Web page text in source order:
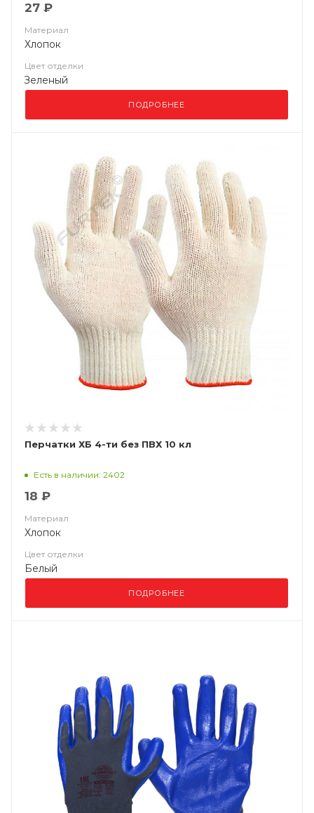
27 ₽
Материал
Хлопок
Цвет отделки
Зеленый
ПОДРОБНЕЕ
Перчатки ХБ 4-ти без ПВХ 10 кл
Есть в наличии: 2402
18 ₽
Материал
Хлопок
Цвет отделки
Белый
ПОДРОБНЕЕ